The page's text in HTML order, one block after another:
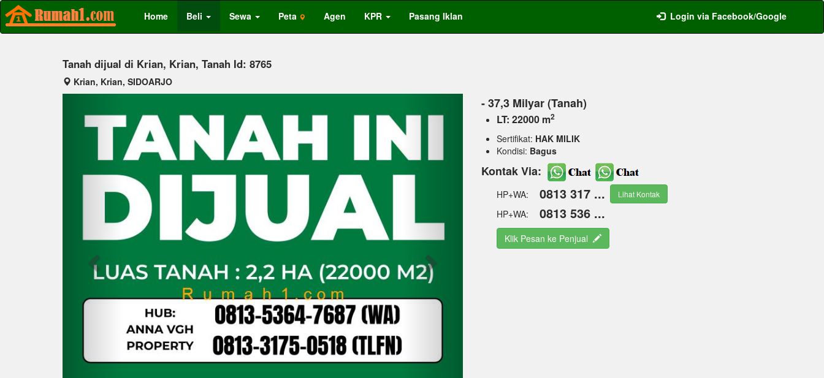
Home Beli Sewa Peta Agen KPR Pasang Iklan Login via Facebook/Google
Tanah dijual di Krian, Krian, Tanah Id: 8765
Krian, Krian, SIDOARJO
- 37,3 Milyar (Tanah)
LT: 22000 m2
Sertifikat: HAK MILIK
Kondisi: Bagus
Kontak Via:
HP+WA: 0813 317 ... Lihat Kontak
HP+WA: 0813 536 ...
Klik Pesan ke Penjual